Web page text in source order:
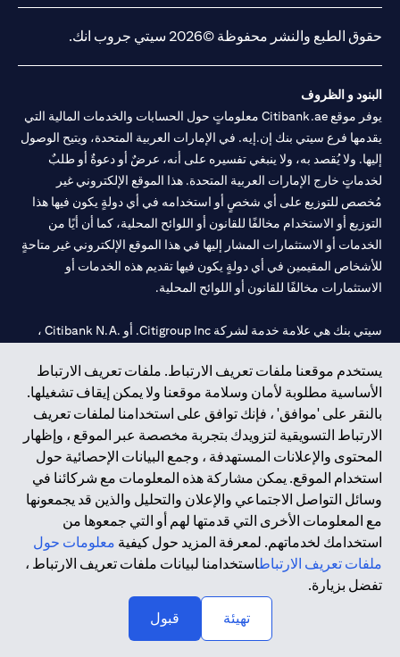
يستخدم موقعنا ملفات تعريف الارتباط. ملفات تعريف الارتباط
الأساسية مطلوبة لأمان وسلامة موقعنا ولا يمكن إيقاف تشغيلها.
بالنقر على 'موافق' ، فإنك توافق على استخدامنا لملفات تعريف
الارتباط التسويقية لتزويدك بتجربة مخصصة عبر الموقع ، وإظهار
المحتوى والإعلانات المستهدفة ، وجمع البيانات الإحصائية حول
استخدام الموقع. يمكن مشاركة هذه المعلومات مع شركائنا في
وسائل التواصل الاجتماعي والإعلان والتحليل والذين قد يجمعونها
مع المعلومات الأخرى التي قدمتها لهم أو التي جمعوها من
استخدامك لخدماتهم. لمعرفة المزيد حول كيفية معلومات حول
ملفات تعريف الارتباطاستخدامنا لبيانات ملفات تعريف الارتباط ،
تفضل بزيارة.
تهيئة
قبول
حقوق الطبع والنشر محفوظة ©2026 سيتي جروب انك.
البنود و الظروف
يوفر موقع Citibank.ae معلوماتٍ حول الحسابات والخدمات المالية التي
يقدمها فرع سيتي بنك إن.إيه. في الإمارات العربية المتحدة، ويتيح الوصول
إليها. ولا يُقصد به، ولا ينبغي تفسيره على أنه، عرضٌ أو دعوةٌ أو طلبٌ
لخدماتٍ خارج الإمارات العربية المتحدة. هذا الموقع الإلكتروني غير
مُخصص للتوزيع على أي شخصٍ أو استخدامه في أي دولةٍ يكون فيها هذا
التوزيع أو الاستخدام مخالفًا للقانون أو اللوائح المحلية، كما أن أيًا من
الخدمات أو الاستثمارات المشار إليها في هذا الموقع الإلكتروني غير متاحةٍ
للأشخاص المقيمين في أي دولةٍ يكون فيها تقديم هذه الخدمات أو
الاستثمارات مخالفًا للقانون أو اللوائح المحلية.
سيتي بنك هي علامة خدمة لشركة Citigroup Inc. أو .Citibank N.A ،
سيتي بنك إن. إيه. الإمارات مسجل لدى مصرف الإمارات المركزي تحت
أرقام التراخيص 202563 لفرع الوصل في دبي، 531989 لفرع مول
الإمارات في دبي، وCN-1002019لفرع أبوظبي. هاتف: 4000 311 04.
فرع سيتي بنك إن إيه - الإمارات العربية المتحدة مرخص من مصرف
الإمارات العربية المتحدة المركزي كفرع لبنك أجنبي.
سيتي بنك إن إيه الإمارات العربية المتحدة مرخص من هيئة الأوراق المالية
والسلع في الإمارات العربية المتحدة ("SCA") للقيام بالنشاط المالي لـ أ)
الاستشارات المالية والتعريف والترويج بموجب ترخيص رقم
20200000097 ب) وسيط تداول في الأسواق الدولية بموجب ترخيص
حقوق الطبع والنشر محفوظة ©2026 سيتي جروب انك.